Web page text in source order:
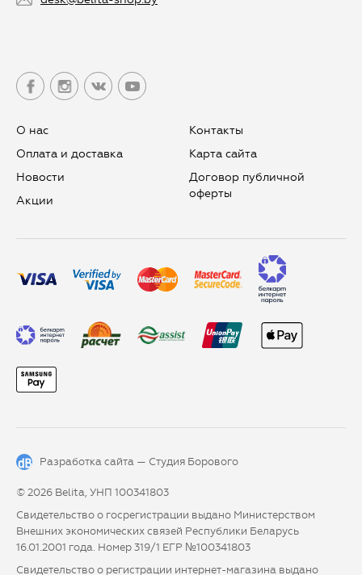
О нас
Оплата и доставка
Новости
Aкции
Контакты
Карта сайта
Договор публичной
оферты
Разработка сайта — Студия Борового
© 2026 Belita, УНП 100341803
Свидетельство о госрегистрации выдано Министерством
Внешних экономических связей Республики Беларусь
16.01.2001 года. Номер 319/1 ЕГР №100341803
Свидетельство о регистрации интернет-магазина выдано